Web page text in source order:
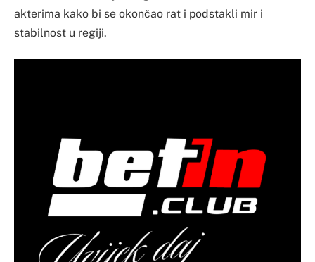
akterima kako bi se okončao rat i podstakli mir i
stabilnost u regiji.